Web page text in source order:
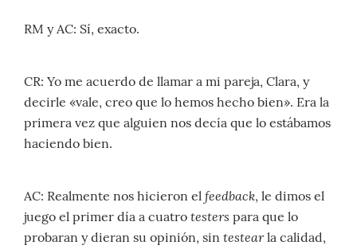
RM y AC: Sí, exacto.
CR: Yo me acuerdo de llamar a mi pareja, Clara, y
decirle «vale, creo que lo hemos hecho bien». Era la
primera vez que alguien nos decía que lo estábamos
haciendo bien.
AC: Realmente nos hicieron el feedback, le dimos el
juego el primer día a cuatro testers para que lo
probaran y dieran su opinión, sin testearla calidad,